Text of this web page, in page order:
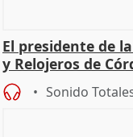
El presidente de
y Relojeros de
Sonido